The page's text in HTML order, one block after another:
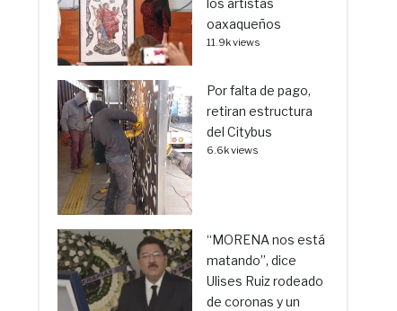
los artistas
oaxaqueños
11.9k views
Por falta de pago,
retiran estructura
del Citybus
6.6k views
“MORENA nos está
matando”, dice
Ulises Ruiz rodeado
de coronas y un